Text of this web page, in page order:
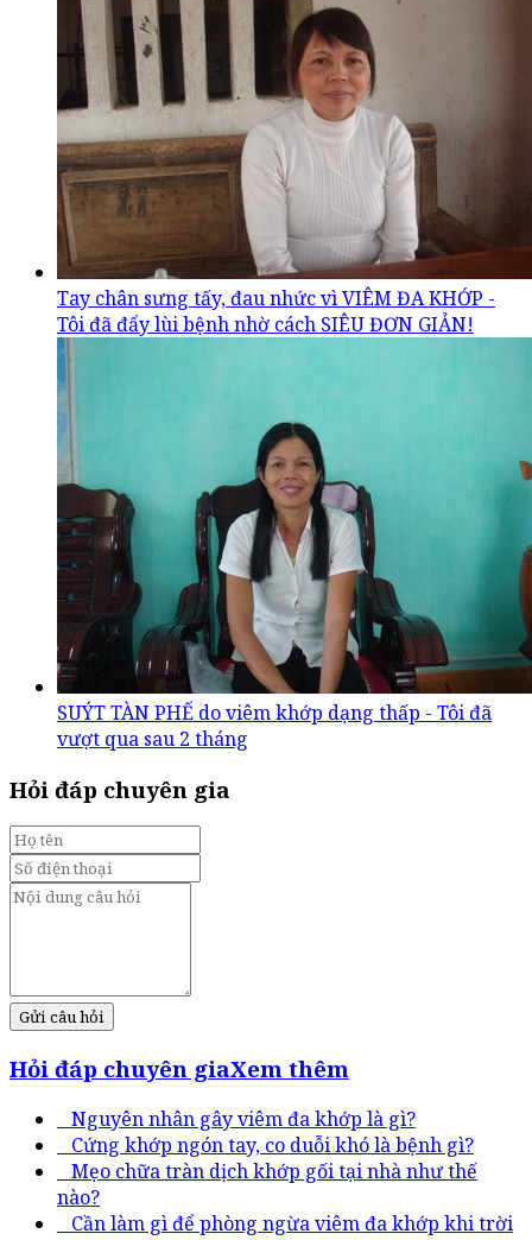
Tay chân sưng tấy, đau nhức vì VIÊM ĐA KHỚP -
Tôi đã đẩy lùi bệnh nhờ cách SIÊU ĐƠN GIẢN!
SUÝT TÀN PHẾ do viêm khớp dạng thấp - Tôi đã
vượt qua sau 2 tháng
Hỏi đáp chuyên gia
Gửi câu hỏi
Hỏi đáp chuyên giaXem thêm
Nguyên nhân gây viêm đa khớp là gì?
Cứng khớp ngón tay, co duỗi khó là bệnh gì?
Mẹo chữa tràn dịch khớp gối tại nhà như thế
nào?
Cần làm gì để phòng ngừa viêm đa khớp khi trời